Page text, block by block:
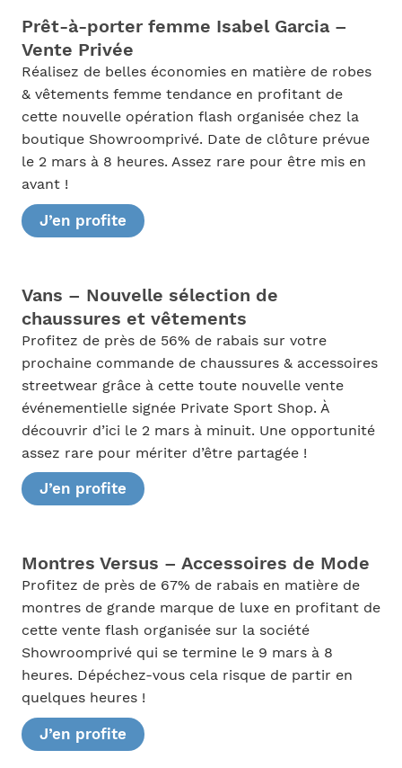
Prêt-à-porter femme Isabel Garcia –
Vente Privée
Réalisez de belles économies en matière de robes
& vêtements femme tendance en profitant de
cette nouvelle opération flash organisée chez la
boutique Showroomprivé. Date de clôture prévue
le 2 mars à 8 heures. Assez rare pour être mis en
avant !
J’en profite
Vans – Nouvelle sélection de
chaussures et vêtements
Profitez de près de 56% de rabais sur votre
prochaine commande de chaussures & accessoires
streetwear grâce à cette toute nouvelle vente
événementielle signée Private Sport Shop. À
découvrir d’ici le 2 mars à minuit. Une opportunité
assez rare pour mériter d’être partagée !
J’en profite
Montres Versus – Accessoires de Mode
Profitez de près de 67% de rabais en matière de
montres de grande marque de luxe en profitant de
cette vente flash organisée sur la société
Showroomprivé qui se termine le 9 mars à 8
heures. Dépéchez-vous cela risque de partir en
quelques heures !
J’en profite